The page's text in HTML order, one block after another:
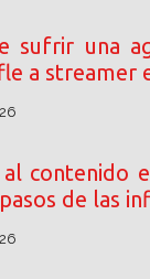
sufrir una
a streamer
contenido
de las